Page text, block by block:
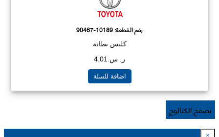
رقم القطعة:90467-10189
كلبس بطانة
ر. س.4.01
اضافة للسلة
تصفح الكتالوج
×